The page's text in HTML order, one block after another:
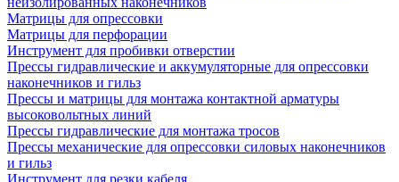
Матрицы для опрессовки
Матрицы для перфорации
Инструмент для пробивки отверстии
Прессы гидравлические и аккумуляторные для опрессовки
наконечников и гильз
Прессы и матрицы для монтажа контактной арматуры
высоковольтных линий
Прессы гидравлические для монтажа тросов
Прессы механические для опрессовки силовых наконечников
и гильз
Инструмент для резки кабеля